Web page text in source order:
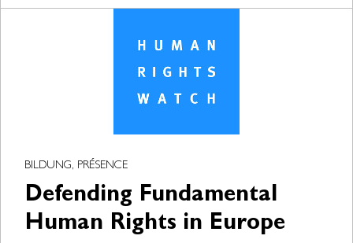
BILDUNG, PRÉSENCE
Defending Fundamental
Human Rights in Europe